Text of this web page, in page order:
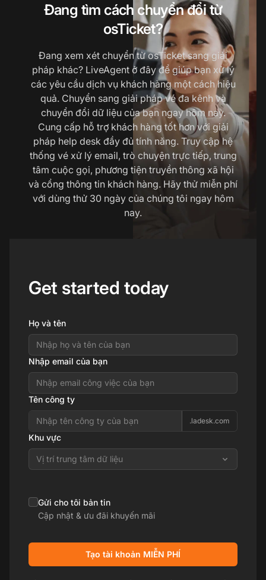
Đang tìm cách chuyển đổi từ
osTicket?
Đang xem xét chuyển từ osTicket sang giải
pháp khác? LiveAgent ở đây để giúp bạn xử lý
các yêu cầu dịch vụ khách hàng một cách hiệu
quả. Chuyển sang giải pháp vé đa kênh và
chuyển đổi dữ liệu của bạn ngay hôm nay.
Cung cấp hỗ trợ khách hàng tốt hơn với giải
pháp help desk đầy đủ tính năng. Truy cập hệ
thống vé xử lý email, trò chuyện trực tiếp, trung
tâm cuộc gọi, phương tiện truyền thông xã hội
và cổng thông tin khách hàng. Hãy thử miễn phí
với dùng thử 30 ngày của chúng tôi ngay hôm
nay.
Get started today
Họ và tên
Nhập email của bạn
Tên công ty
.ladesk.com
Khu vực
Vị trí trung tâm dữ liệu
Gửi cho tôi bản tin
Cập nhật & ưu đãi khuyến mãi
Tạo tài khoản MIỄN PHÍ